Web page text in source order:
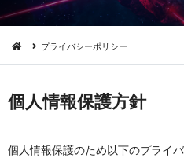
プライバシーポリシー
個人情報 保 護 方 針
個人情報保護のため以下のプライ